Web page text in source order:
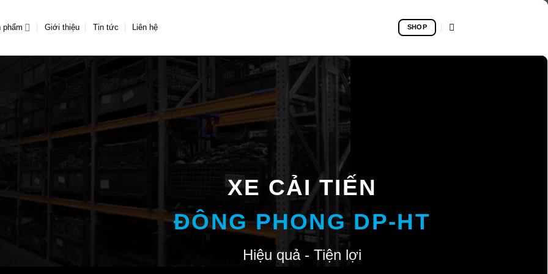
phẩm Giới thiệu Tin tức Liên hệ SHOP
XE CẢI TIẾN
ĐÔNG PHONG DP-HT
Hiệu quả - Tiện lợi